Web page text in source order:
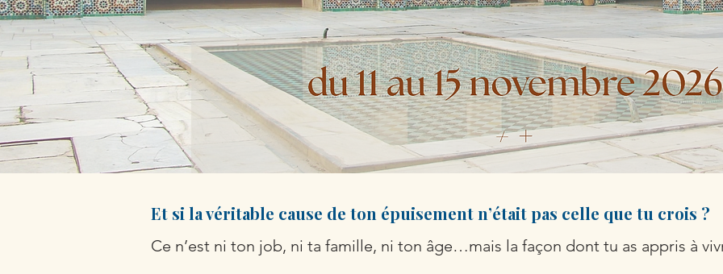
Et si la véritable cause de ton épuisement n’était pas celle que tu crois ?
Ce n’est ni ton job, ni ta famille, ni ton âge…mais la façon dont tu as appris à